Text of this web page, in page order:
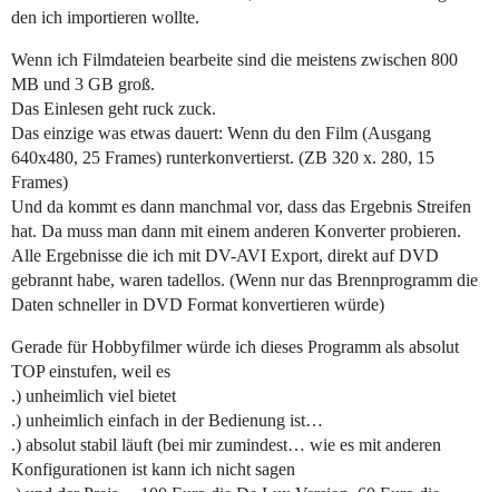
den ich importieren wollte.
Wenn ich Filmdateien bearbeite sind die meistens zwischen 800
MB und 3 GB groß.
Das Einlesen geht ruck zuck.
Das einzige was etwas dauert: Wenn du den Film (Ausgang
640x480, 25 Frames) runterkonvertierst. (ZB 320 x. 280, 15
Frames)
Und da kommt es dann manchmal vor, dass das Ergebnis Streifen
hat. Da muss man dann mit einem anderen Konverter probieren.
Alle Ergebnisse die ich mit DV-AVI Export, direkt auf DVD
gebrannt habe, waren tadellos. (Wenn nur das Brennprogramm die
Daten schneller in DVD Format konvertieren würde)
Gerade für Hobbyfilmer würde ich dieses Programm als absolut
TOP einstufen, weil es
.) unheimlich viel bietet
.) unheimlich einfach in der Bedienung ist…
.) absolut stabil läuft (bei mir zumindest… wie es mit anderen
Konfigurationen ist kann ich nicht sagen